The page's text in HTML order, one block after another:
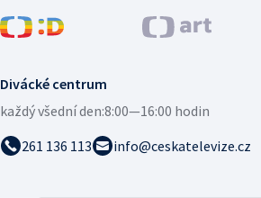
Divácké centrum
každý všední den:8:00—16:00 hodin
261 136 113
info@ceskatelevize.cz